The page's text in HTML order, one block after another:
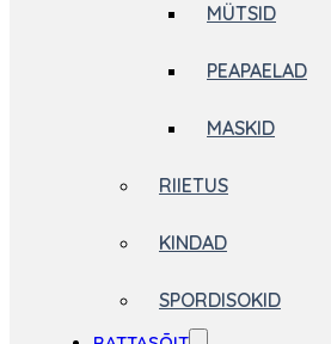
MÜTSID
PEAPAELAD
MASKID
RIIETUS
KINDAD
SPORDISOKID